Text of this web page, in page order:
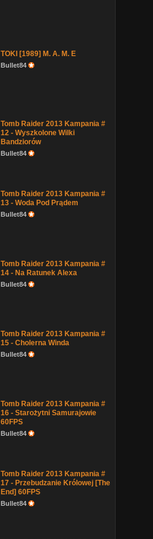
TOKI [1989] M. A. M. E
Bullet84
Tomb Raider 2013 Kampania #
12 - Wyszkolone Wilki
Bandziorów
Bullet84
Tomb Raider 2013 Kampania #
13 - Woda Pod Prądem
Bullet84
Tomb Raider 2013 Kampania #
14 - Na Ratunek Alexa
Bullet84
Tomb Raider 2013 Kampania #
15 - Cholerna Winda
Bullet84
Tomb Raider 2013 Kampania #
16 - Starożytni Samurajowie
60FPS
Bullet84
Tomb Raider 2013 Kampania #
17 - Przebudzanie Królowej [The
End] 60FPS
Bullet84